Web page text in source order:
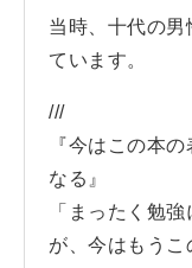
当時、十代の
ています。
///
『今はこの本
なる』
「まったく勉
が、今はもう